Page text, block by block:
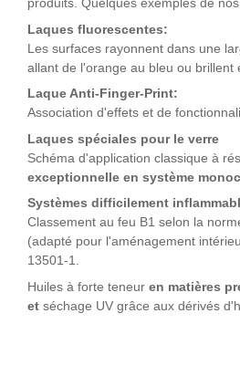
Laques fluorescentes:
Les surfaces rayonnent dans une
allant de l'orange au bleu ou brillent
Laque Anti-Finger-Print:
Association d'effets et de
Laques spéciales pour le verre
Schéma d'application classique à
exceptionnelle en système
Systèmes difficilement
Classement au feu B1 selon la
(adapté pour l'aménagement
13501-1.
Huiles à forte teneur en matières
et séchage UV grâce aux dérivés